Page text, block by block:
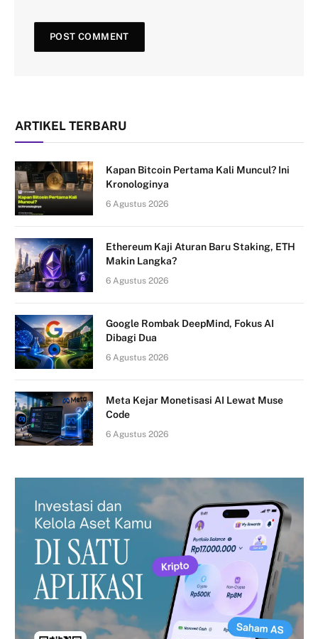
ARTIKEL TERBARU
Kapan Bitcoin Pertama Kali Muncul? Ini
Kronologinya
6 Agustus 2026
Ethereum Kaji Aturan Baru Staking, ETH
Makin Langka?
6 Agustus 2026
Google Rombak DeepMind, Fokus AI
Dibagi Dua
6 Agustus 2026
Meta Kejar Monetisasi AI Lewat Muse
Code
6 Agustus 2026